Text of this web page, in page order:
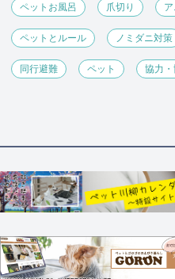
ペットお風呂 爪切り
ペットとルール ノミダニ対策
同行避難 ペット 協力